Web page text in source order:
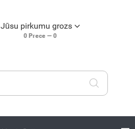
Jūsu pirkumu grozs
0Prece — 0